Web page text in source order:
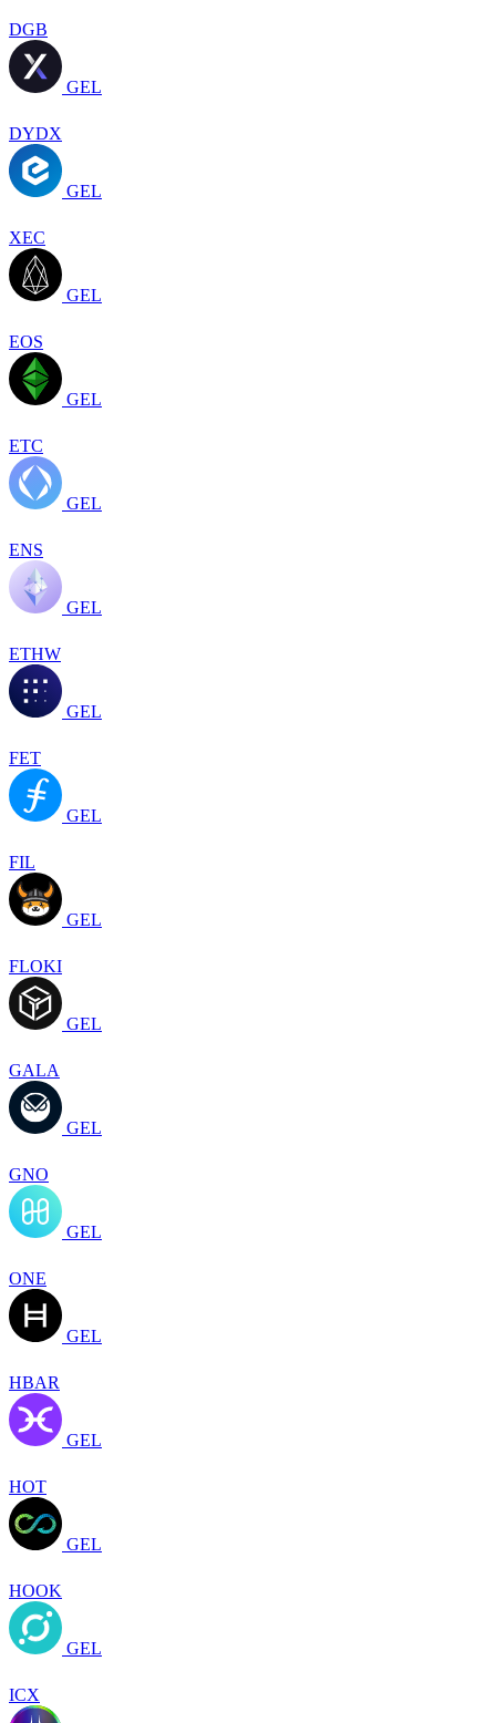
DGB
GEL
DYDX
GEL
XEC
GEL
EOS
GEL
ETC
GEL
ENS
GEL
ETHW
GEL
FET
GEL
FIL
GEL
FLOKI
GEL
GALA
GEL
GNO
GEL
ONE
GEL
HBAR
GEL
HOT
GEL
HOOK
GEL
ICX